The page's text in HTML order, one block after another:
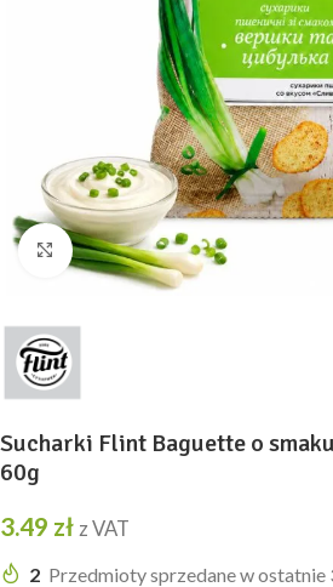
Kliknij, aby powiększyć
Sucharki Flint Baguette o
60g
3.49 zł z VAT
2 Przedmioty sprzedane w ostatnie